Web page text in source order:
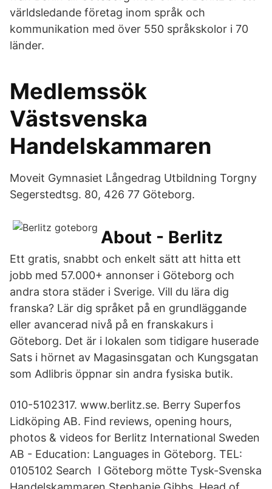
världsledande företag inom språk och
kommunikation med över 550 språkskolor i 70
länder.
Medlemssök
Västsvenska
Handelskammaren
Moveit Gymnasiet Långedrag Utbildning Torgny
Segerstedtsg. 80, 426 77 Göteborg.
About - Berlitz
Ett gratis, snabbt och enkelt sätt att hitta ett
jobb med 57.000+ annonser i Göteborg och
andra stora städer i Sverige. Vill du lära dig
franska? Lär dig språket på en grundläggande
eller avancerad nivå på en franskakurs i
Göteborg. Det är i lokalen som tidigare huserade
Sats i hörnet av Magasinsgatan och Kungsgatan
som Adlibris öppnar sin andra fysiska butik.
010-5102317. www.berlitz.se. Berry Superfos
Lidköping AB. Find reviews, opening hours,
photos & videos for Berlitz International Sweden
AB - Education: Languages in Göteborg. TEL:
0105102 Search I Göteborg mötte Tysk-Svenska